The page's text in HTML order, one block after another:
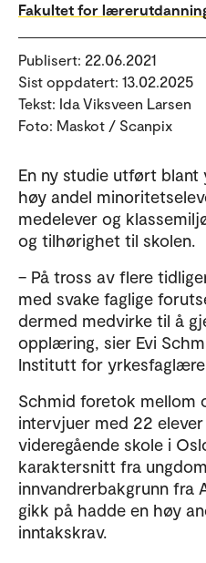
Fakultet for
Publisert: 22.06.2021
Sist oppdatert: 13.02.2025
Tekst: Ida Viksveen Larsen
Foto: Maskot / Scanpix
En ny studie utført
høy andel
medelever og
og tilhørighet til skolen.
– På tross av flere
med svake faglige
dermed medvirke til å
opplæring, sier Evi
Institutt for
Schmid foretok mellom
intervjuer med 22
videregående skole i
karaktersnitt fra
innvandrerbakgrunn fra
gikk på hadde en høy
inntakskrav.